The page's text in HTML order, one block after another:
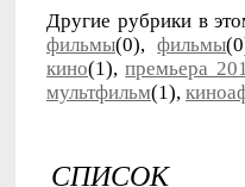
Другие рубрики в
фильмы(0),фильмы
кино(1),премьера
мультфильм(1),
СПИСОК